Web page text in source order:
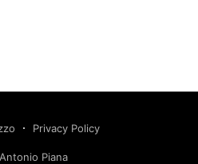
Privacy Policy
Piana